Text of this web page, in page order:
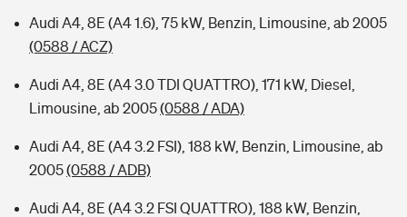
Audi A4, 8E (A4 1.6), 75 kW, Benzin, Limousine, ab 2005
(0588 / ACZ)
Audi A4, 8E (A4 3.0 TDI QUATTRO), 171 kW, Diesel,
Limousine, ab 2005(0588 / ADA)
Audi A4, 8E (A4 3.2 FSI), 188 kW, Benzin, Limousine, ab
2005(0588 / ADB)
Audi A4, 8E (A4 3.2 FSI QUATTRO), 188 kW, Benzin,